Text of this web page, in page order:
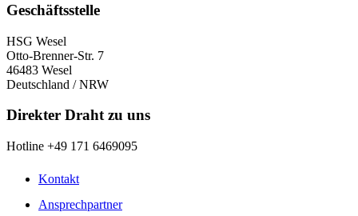
Geschäftsstelle
HSG Wesel
Otto-Brenner-Str. 7
46483 Wesel
Deutschland / NRW
Direkter Draht zu uns
Hotline +49 171 6469095
Kontakt
Ansprechpartner